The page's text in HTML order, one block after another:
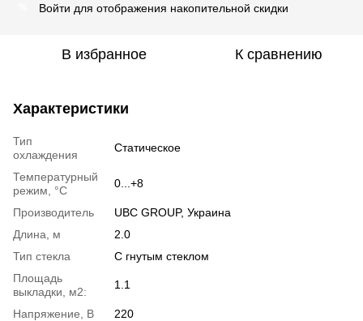
Войти для отображения накопительной скидки
В избранное К сравнению
Характеристики
Тип
охлаждения
Статическое
Температурный
режим, °C
0...+8
Производитель
UBC GROUP, Украина
Длина, м
2.0
Тип стекла
C гнутым стеклом
Площадь
выкладки, м2:
1.1
Напряжение, В
220